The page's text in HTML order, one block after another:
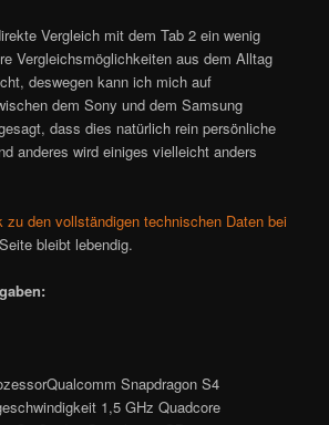
Vergleich mit dem Tab 2 ein wenig
Vergleichsmöglichkeiten aus dem Alltag
deswegen kann ich mich auf
dem Sony und dem Samsung
dass dies natürlich rein persönliche
anderes wird einiges vielleicht anders
zu den vollständigen technischen Daten bei
bleibt lebendig.
Snapdragon S4
1,5 GHz Quadcore